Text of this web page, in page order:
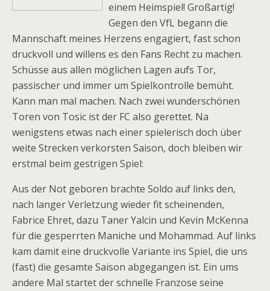
einem Heimspiel! Großartig!
Gegen den VfL begann die
Mannschaft meines Herzens engagiert, fast schon
druckvoll und willens es den Fans Recht zu machen.
Schüsse aus allen möglichen Lagen aufs Tor,
passischer und immer um Spielkontrolle bemüht.
Kann man mal machen. Nach zwei wunderschönen
Toren von Tosic ist der FC also gerettet. Na
wenigstens etwas nach einer spielerisch doch über
weite Strecken verkorsten Saison, doch bleiben wir
erstmal beim gestrigen Spiel:
Aus der Not geboren brachte Soldo auf links den,
nach langer Verletzung wieder fit scheinenden,
Fabrice Ehret, dazu Taner Yalcin und Kevin McKenna
für die gesperrten Maniche und Mohammad. Auf links
kam damit eine druckvolle Variante ins Spiel, die uns
(fast) die gesamte Saison abgegangen ist. Ein ums
andere Mal startet der schnelle Franzose seine